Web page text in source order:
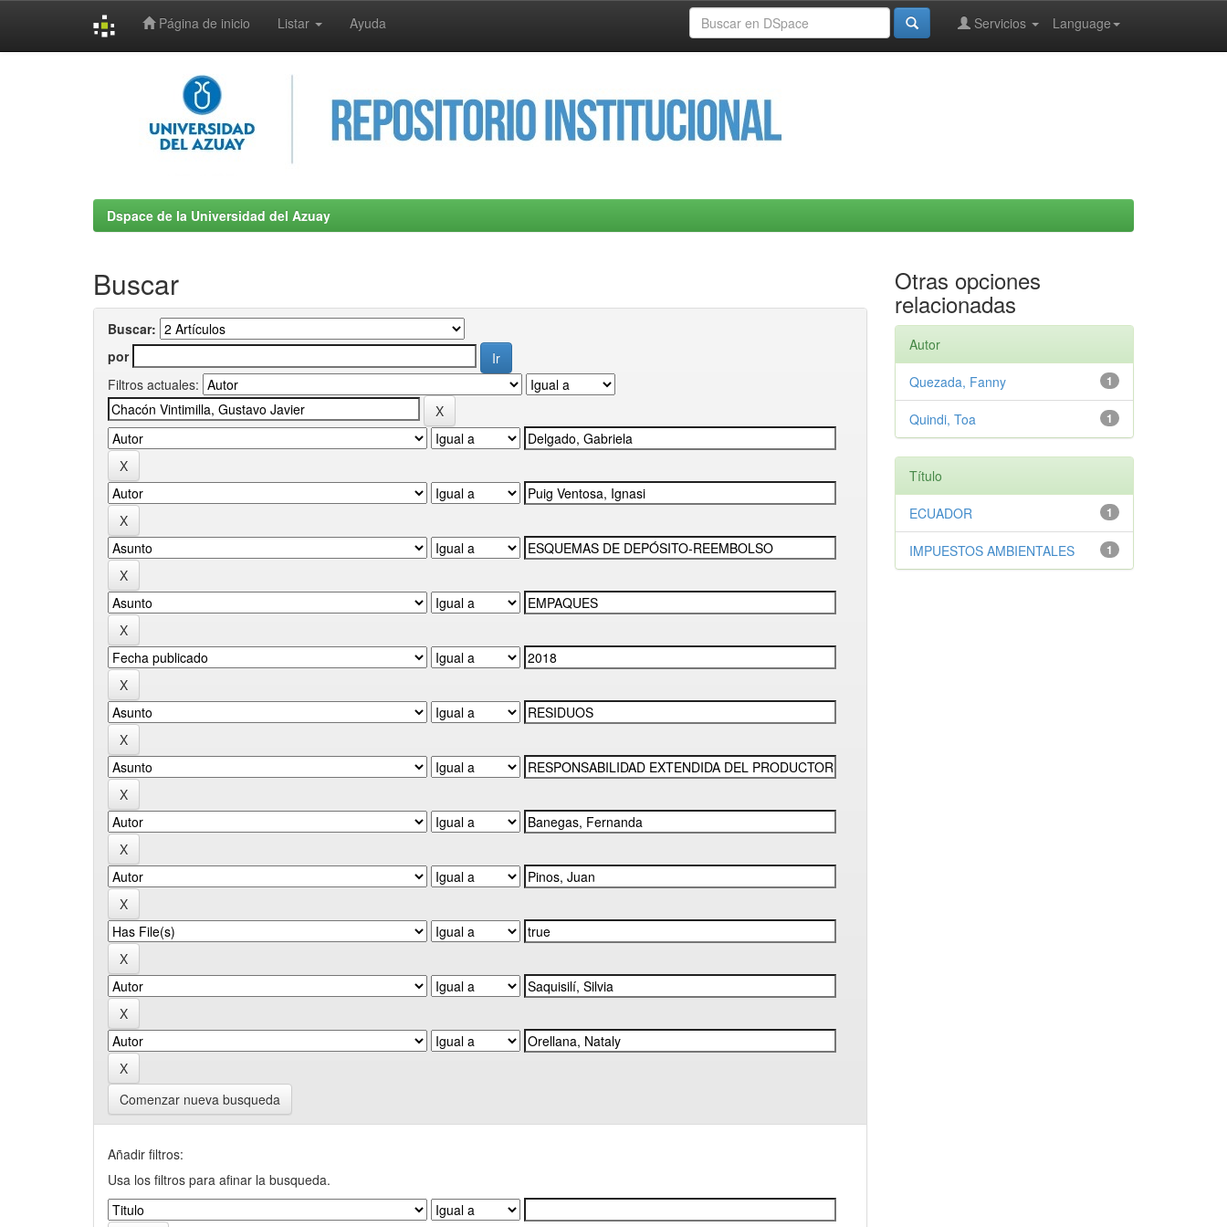
Página de inicio Listar Ayuda Language
Servicios
Dspace de la Universidad del Azuay
Buscar
Buscar:
por
Filtros actuales:
Comenzar nueva busqueda
Añadir filtros:
Usa los filtros para afinar la busqueda.
Otras opciones
relacionadas
Autor
1
Quezada, Fanny
1
Quindi, Toa
Título
1
ECUADOR
1
IMPUESTOS AMBIENTALES